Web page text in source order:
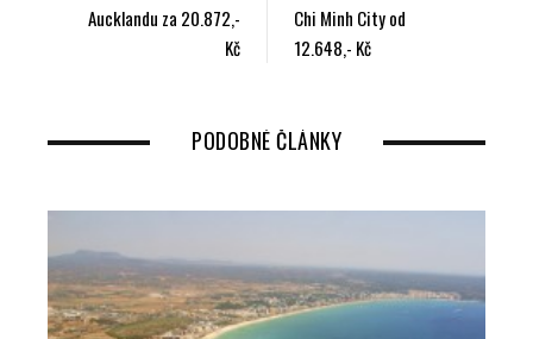
k
Aucklandu za 20.872,-
Kč
Chi Minh City od
12.648,- Kč
PODOBNÉ ČLÁNKY